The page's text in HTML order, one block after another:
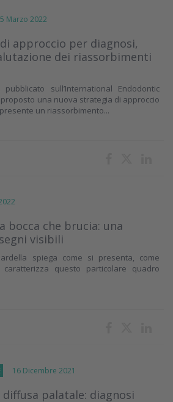
Marzo 2022
approccio per diagnosi,
dei riassorbimenti
sull’International Endodontic
una nuova strategia di approccio
un riassorbimento...
bocca che brucia: una
visibili
spiega come si presenta, come
questo particolare quadro
16 Dicembre 2021
palatale: diagnosi